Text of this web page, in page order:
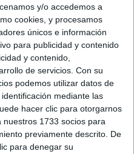
y/o accedemos a
cookies, y procesamos
únicos e información
para publicidad y contenido
y contenido,
de servicios. Con su
podemos utilizar datos de
mediante las
hacer clic para otorgarnos
1733 socios para
previamente descrito. De
para denegar su
vasco-2013-junio.pdf